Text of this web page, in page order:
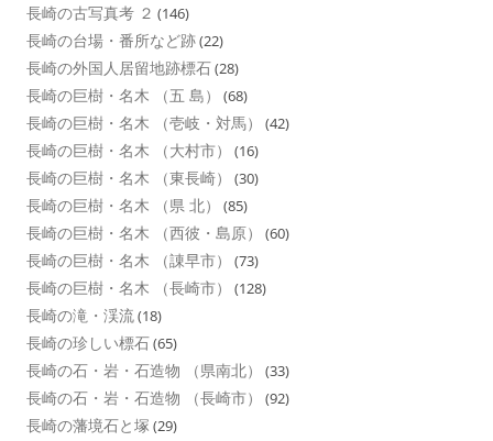
長崎の古写真考 ２ (146)
長崎の台場・番所など跡(22)
長崎の外国人居留地跡標石(28)
長崎の巨樹・名木 （五 島） (68)
長崎の巨樹・名木 （壱岐・対馬） (42)
長崎の巨樹・名木 （大村市） (16)
長崎の巨樹・名木 （東長崎） (30)
長崎の巨樹・名木 （県 北） (85)
長崎の巨樹・名木 （西彼・島原） (60)
長崎の巨樹・名木 （諌早市） (73)
長崎の巨樹・名木 （長崎市） (128)
長崎の滝・渓流(18)
長崎の珍しい標石(65)
長崎の石・岩・石造物 （県南北） (33)
長崎の石・岩・石造物 （長崎市） (92)
長崎の藩境石と塚 (29)